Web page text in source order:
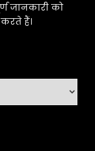
जानकारी को
हैं।